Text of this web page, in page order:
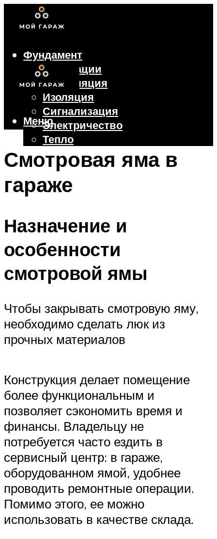
Фундамент
Коммуникации
Вентиляция
Изоляция
Сигнализация
Электричество
Тепло
Крыша
Ворота
Меню
Меню
Смотровая яма в
гараже
Назначение и
особенности
смотровой ямы
Чтобы закрывать смотровую яму,
необходимо сделать люк из
прочных материалов
Конструкция делает помещение
более функциональным и
позволяет сэкономить время и
финансы. Владельцу не
потребуется часто ездить в
сервисный центр: в гараже,
оборудованном ямой, удобнее
проводить ремонтные операции.
Помимо этого, ее можно
использовать в качестве склада.